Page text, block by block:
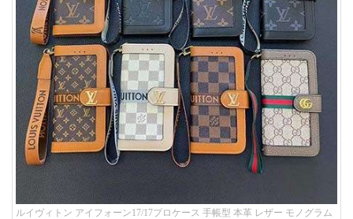
ルイヴィトン アイフォーン17/17プロケース 手帳型 本革 レザー モノグラム